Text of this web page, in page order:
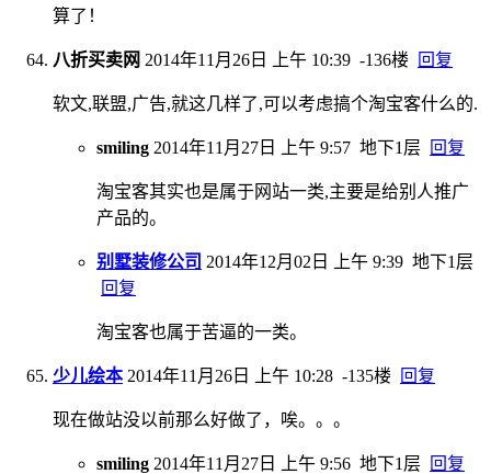
算了！
八折买卖网 2014年11月26日 上午 10:39 -136楼 回复
软文,联盟,广告,就这几样了,可以考虑搞个淘宝客什么的.
smiling 2014年11月27日 上午 9:57 地下1层 回复
淘宝客其实也是属于网站一类,主要是给别人推广
产品的。
别墅装修公司 2014年12月02日 上午 9:39 地下1层
回复
淘宝客也属于苦逼的一类。
少儿绘本 2014年11月26日 上午 10:28 -135楼 回复
现在做站没以前那么好做了，唉。。。
smiling 2014年11月27日 上午 9:56 地下1层 回复